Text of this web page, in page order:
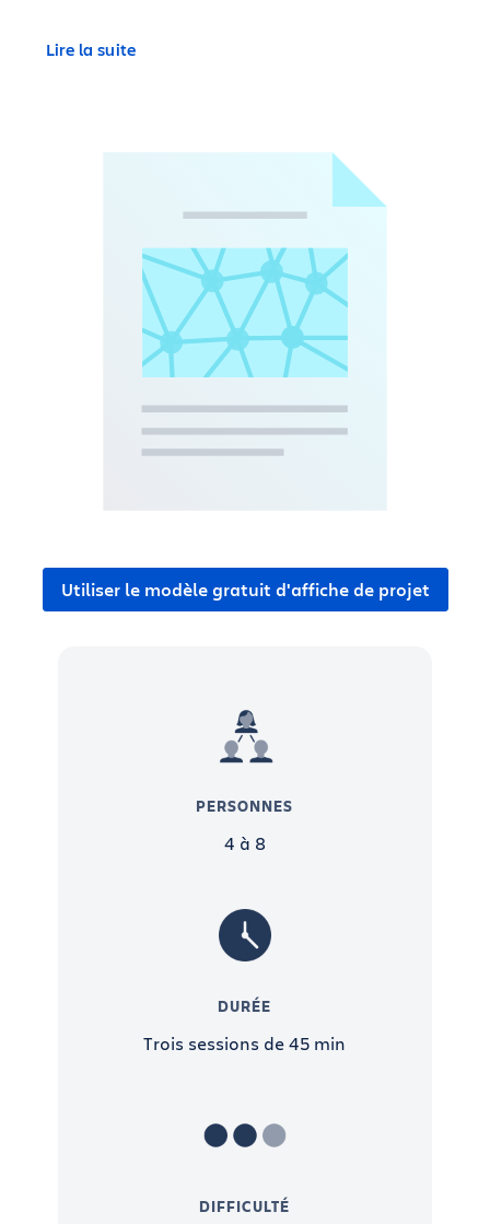
Lire la suite
Trop souvent, nous nous concentrons sur les
livrables et sur le résultat d'un projet avant
d'avoir défini le problème en question. Intégrez
le périmètre du projet et définir la solution
ensemble. Ainsi, le reste du projet se déroulera de
façon bien plus sereine. C'est promis.
Dès que vous commencez à réfléchir à un
rassembler et communiquer vos idées. L'affiche de
projet n'est pas un document d'exigences
votre décision de continuer ou de renoncer au
projet.
projet est déjà en cours. Ainsi, votre équipe reste
concentrée sur la résolution des problèmes
vous en avez achevé une, partagez vos réflexions
avec toutes les parties prenantes.
Utiliser le modèle gratuit d'affiche de projet
PERSONNES
4 à 8
DURÉE
Trois sessions de 45 min
DIFFICULTÉ